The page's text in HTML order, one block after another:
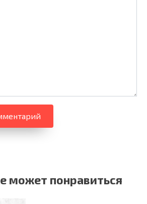
может понравиться